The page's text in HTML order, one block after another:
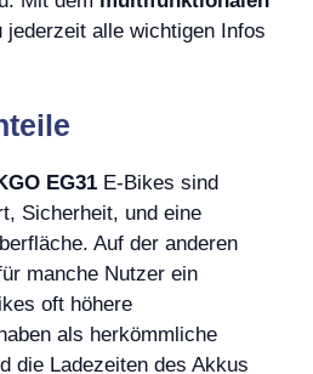
alle wichtigen Infos
EG31 E-Bikes sind
Sicherheit, und eine
Auf der anderen
manche Nutzer ein
oft höhere
als herkömmliche
die Ladezeiten des Akkus